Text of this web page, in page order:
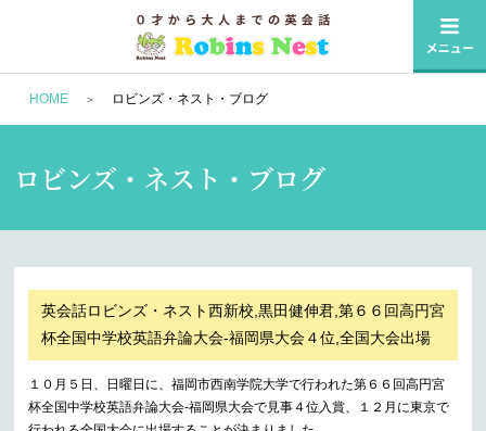
HOME ロビンズ・ネスト・ブログ
ロビンズ・ネスト・ブログ
英会話ロビンズ・ネスト西新校,黒田健伸君,第６６回高円宮
杯全国中学校英語弁論大会-福岡県大会４位,全国大会出場
１０月５日、日曜日に、福岡市西南学院大学で行われた第６６回高円宮
杯全国中学校英語弁論大会-福岡県大会で見事４位入賞、１２月に東京で